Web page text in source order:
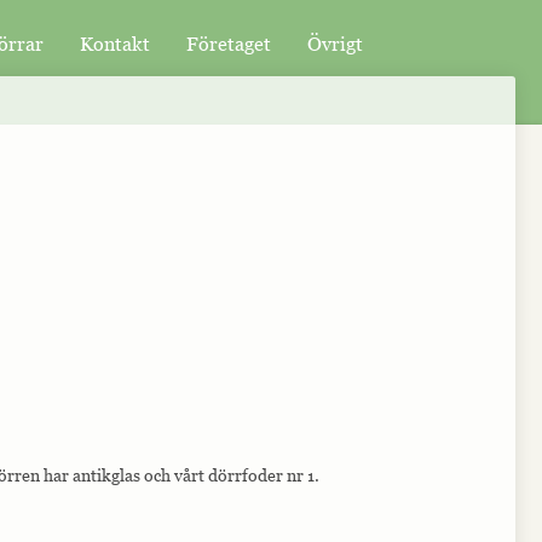
Kontakt Företaget Övrigt
har antikglas och vårt dörrfoder nr 1.